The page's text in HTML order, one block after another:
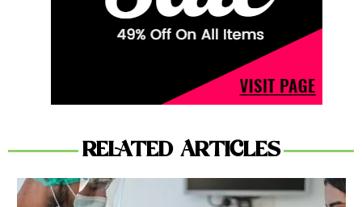
RELATED ARTICLES